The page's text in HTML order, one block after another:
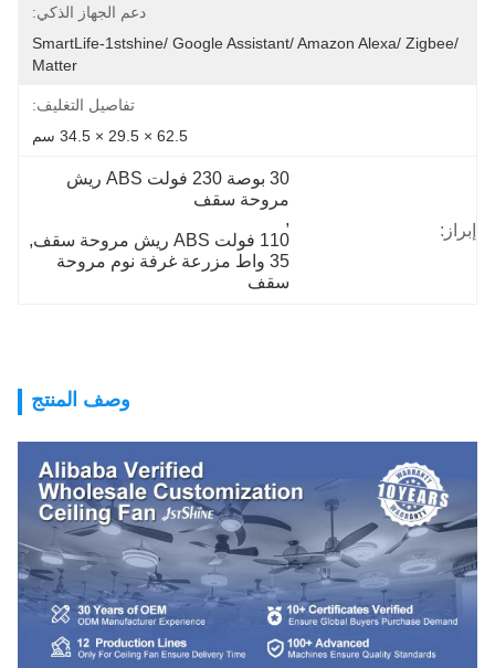
دعم الجهاز الذكي:
SmartLife-1stshine/ Google Assistant/ Amazon Alexa/ Zigbee/
Matter
تفاصيل التغليف:
62.5 × 29.5 × 34.5 سم
إبراز:
30 بوصة 230 فولت ABS ريش
مروحة سقف
,
110 فولت ABS ريش مروحة سقف
,
35 واط مزرعة غرفة نوم مروحة
سقف
وصف المنتج